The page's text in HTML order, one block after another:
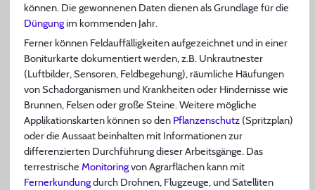
können. Die gewonnenen Daten dienen als Grundlage für die
Düngungim kommenden Jahr.
Ferner können Feldauffälligkeiten aufgezeichnet und in einer
Boniturkarte dokumentiert werden, z.B. Unkrautnester
(Luftbilder, Sensoren, Feldbegehung), räumliche Häufungen
von Schadorganismen und Krankheiten oder Hindernisse wie
Brunnen, Felsen oder große Steine. Weitere mögliche
Applikationskarten können so den Pflanzenschutz (Spritzplan)
oder die Aussaat beinhalten mit Informationen zur
differenzierten Durchführung dieser Arbeitsgänge. Das
terrestrische Monitoringvon Agrarflächen kann mit
Fernerkundungdurch Drohnen, Flugzeuge, und Satelliten